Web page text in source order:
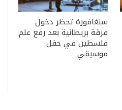
سنغافورة تحظر دخول
فرقة بريطانية بعد رفع علم
فلسطين في حفل
موسيقي